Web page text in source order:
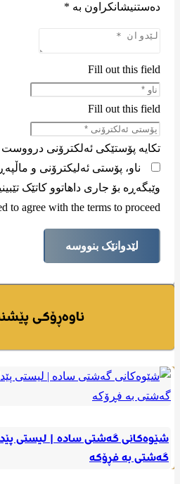
دەستنیشانکراون بە *
Fill out this field
Fill out this field
تکایە پۆستێکی ئەلکترۆنی
ناو، پۆستی ئەلیکترۆنی و
وێبگەڕە بۆ جاری داهاتوو کاتێک
to agree with the terms to proceed
لێدوانێک بنووسە
ناوەڕۆکی
شێوەکانی گەشتی سادە | لیستی
گەشتی به فڕۆکە